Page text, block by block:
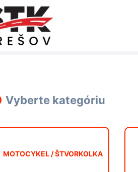
Vyberte kategóriu
MOTOCYKEL / ŠTVORKOLKA